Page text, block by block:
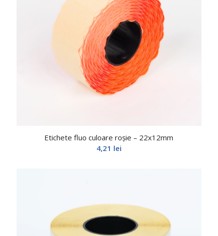
Etichete fluo culoare roșie – 22x12mm
4,21 lei